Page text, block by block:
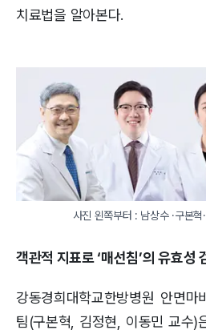
치료법을
사진 왼쪽부터 : 남상수 ·구본혁
객관적 지표로 ‘매선침’의 유효성
강동경희대학교한방병원 안면
팀(구본혁, 김정현, 이동민 교수)